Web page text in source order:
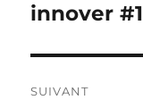
l’article
précédente :
innover #1
SUIVANT